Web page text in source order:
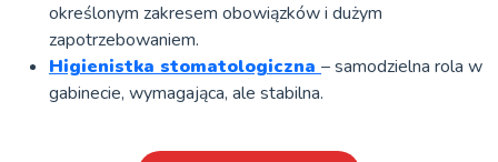
określonym zakresem obowiązków i dużym
zapotrzebowaniem.
Higienistka stomatologiczna – samodzielna rola w
gabinecie, wymagająca, ale stabilna.